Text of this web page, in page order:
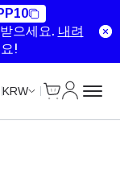
으세요. 내려
!
KRW
Unlimited Data
Unlimited Data
Unlimited Data
Unlimited Data